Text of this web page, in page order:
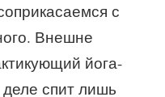
с
Внешне
йога-
спит лишь